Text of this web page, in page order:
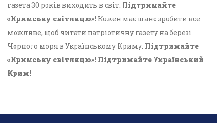
газета 30 років виходить в світ. Підтримайте
«Кримську світлицю»! Кожен має шанс зробити все
можливе, щоб читати патріотичну газету на березі
Чорного моря в Українському Криму. Підтримайте
«Кримську світлицю»! Підтримайте Український
Крим!